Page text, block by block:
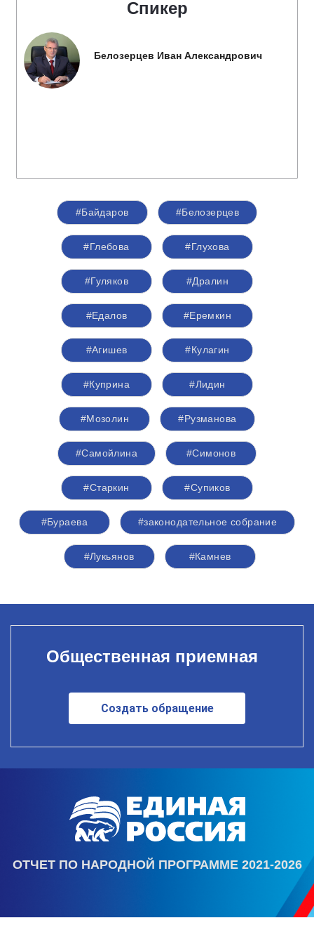
Спикер
Белозерцев Иван Александрович
#Байдаров #Белозерцев
#Глебова #Глухова
#Гуляков #Дралин
#Едалов #Еремкин
#Агишев #Кулагин
#Куприна #Лидин
#Мозолин #Рузманова
#Самойлина #Симонов
#Старкин #Супиков
#Бураева #законодательное собрание
#Лукьянов #Камнев
Общественная приемная
Создать обращение
ОТЧЕТ ПО НАРОДНОЙ ПРОГРАММЕ 2021-2026